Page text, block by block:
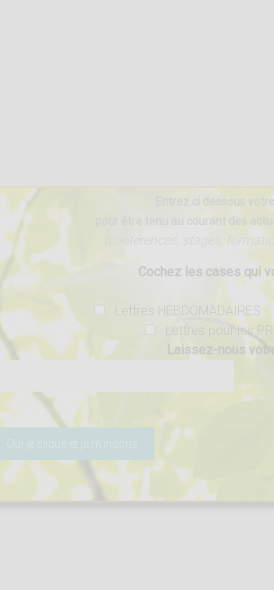
Cochez les cases qui
Lettres HEBDOMADAIRES
Lettres pour les
Laissez-nous
laisser ce champ vide.